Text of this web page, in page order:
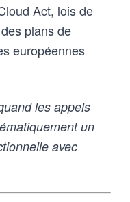
Act, lois de
plans de
européennes
les appels
un
avec